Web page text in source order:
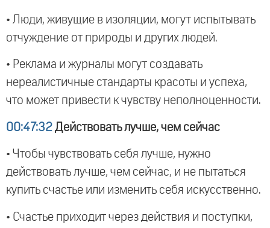
• Люди, живущие в изоляции, могут испытывать
отчуждение от природы и других людей.
• Реклама и журналы могут создавать
нереалистичные стандарты красоты и успеха,
что может привести к чувству неполноценности.
00:47:32 Действовать лучше, чем сейчас
• Чтобы чувствовать себя лучше, нужно
действовать лучше, чем сейчас, и не пытаться
купить счастье или изменить себя искусственно.
• Счастье приходит через действия и поступки,